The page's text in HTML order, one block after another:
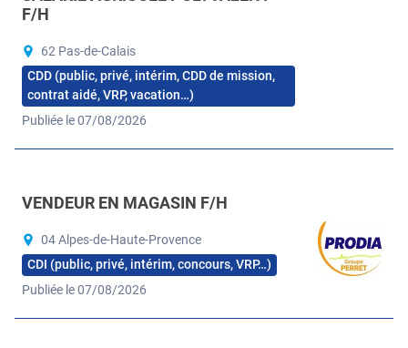
F/H
62 Pas-de-Calais
CDD (public, privé, intérim, CDD de mission,
contrat aidé, VRP, vacation…)
Publiée le 07/08/2026
VENDEUR EN MAGASIN F/H
04 Alpes-de-Haute-Provence
CDI (public, privé, intérim, concours, VRP…)
Publiée le 07/08/2026